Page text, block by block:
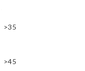
>35
>45